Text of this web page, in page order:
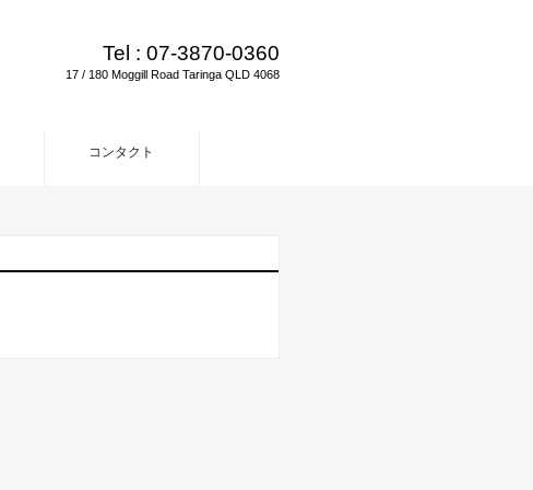
Tel : 07-3870-0360
17 / 180 Moggill Road Taringa QLD 4068
コンタクト